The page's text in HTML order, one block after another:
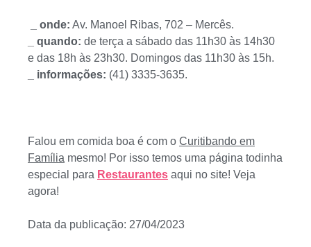
_ onde: Av. Manoel Ribas, 702 – Mercês.
_ quando: de terça a sábado das 11h30 às 14h30
e das 18h às 23h30. Domingos das 11h30 às 15h.
_ informações: (41) 3335-3635.
Falou em comida boa é com o Curitibando em
Família mesmo! Por isso temos uma página todinha
especial para Restaurantes aqui no site! Veja
agora!
Data da publicação: 27/04/2023